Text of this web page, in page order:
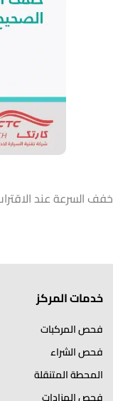
السرعة عند
خدمات المركز
فحص المركبات
فحص الشراء
المحطة المتنقلة